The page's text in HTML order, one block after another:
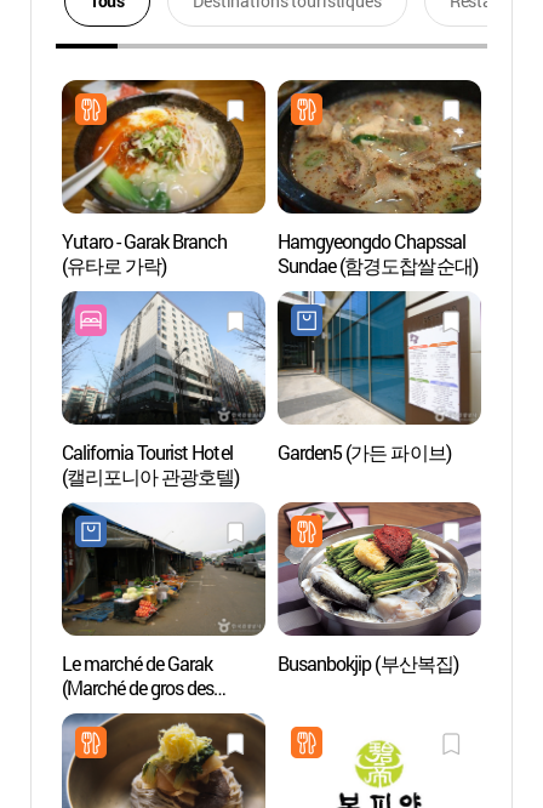
Yutaro - Garak Branch
(유타로 가락)
Hamgyeongdo Chapssal
Sundae (함경도찹쌀순대)
California Tourist Hotel
(캘리포니아 관광호텔)
Garden5 (가든 파이브)
Le marché de Garak
(Marché de gros des
produits agricoles et
marins) 가락시장 (가락동
농수축산물시장)
Busanbokjip (부산복집)